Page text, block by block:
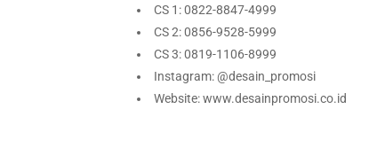
CS 1: 0822-8847-4999
CS 2: 0856-9528-5999
CS 3: 0819-1106-8999
Instagram: @desain_promosi
Website: www.desainpromosi.co.id